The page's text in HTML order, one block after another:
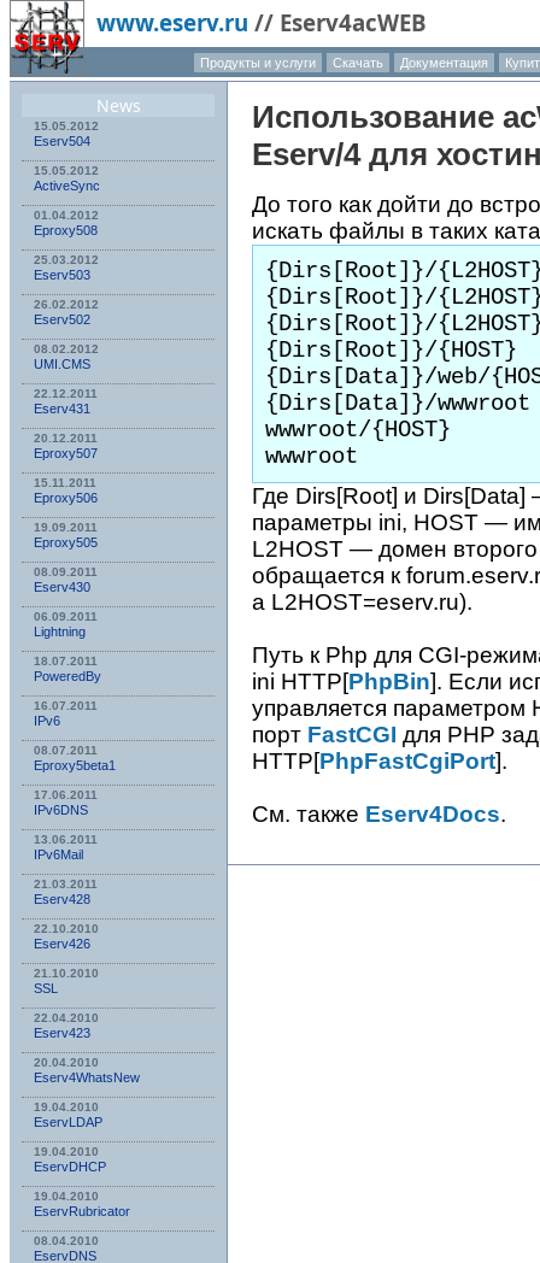
www.eserv.ru // Eserv4acWEB
Продукты и услуги Скачать Документация
News
15.05.2012
Eserv504
15.05.2012
ActiveSync
01.04.2012
Eproxy508
25.03.2012
Eserv503
26.02.2012
Eserv502
08.02.2012
UMI.CMS
22.12.2011
Eserv431
20.12.2011
Eproxy507
15.11.2011
Eproxy506
19.09.2011
Eproxy505
08.09.2011
Eserv430
06.09.2011
Lightning
18.07.2011
PoweredBy
16.07.2011
IPv6
08.07.2011
Eproxy5beta1
17.06.2011
IPv6DNS
13.06.2011
IPv6Mail
21.03.2011
Eserv428
22.10.2010
Eserv426
21.10.2010
SSL
22.04.2010
Eserv423
20.04.2010
Eserv4WhatsNew
19.04.2010
EservLDAP
19.04.2010
EservDHCP
19.04.2010
EservRubricator
08.04.2010
EservDNS
Использование
Eserv/4 для
До того как дойти до
искать файлы в таких
{Dirs[Root]}/
{Dirs[Root]}/
{Dirs[Root]}/
{Dirs[Root]}/{HOST}
{Dirs[Data]}/web/
{Dirs[Data]}/wwwroot
wwwroot/{HOST}
wwwroot
Где Dirs[Root] и
параметры ini, HOST —
L2HOST — домен
обращается к
а L2HOST=eserv.ru).
Путь к Php для CGI-
ini HTTP[PhpBin]. Если
управляется параметром
порт FastCGI для PHP
HTTP[PhpFastCgiPort].
См. также Eserv4Docs.